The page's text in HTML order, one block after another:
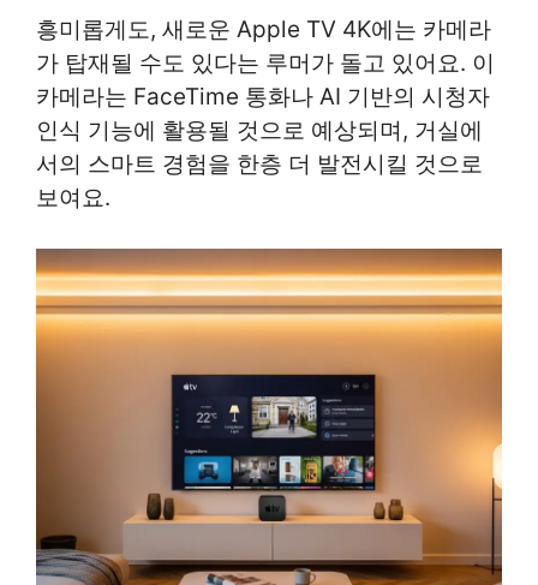
흥미롭게도, 새로운 Apple TV 4K에는 카메라
가 탑재될 수도 있다는 루머가 돌고 있어요. 이
카메라는 FaceTime 통화나 AI 기반의 시청자
인식 기능에 활용될 것으로 예상되며, 거실에
서의 스마트 경험을 한층 더 발전시킬 것으로
보여요.